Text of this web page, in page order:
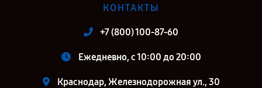
КОНТАКТЫ
+7 (800) 100-87-60
Ежедневно, с 10:00 до 20:00
Краснодар, Железнодорожная ул., 30